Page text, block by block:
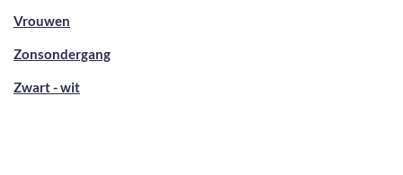
Vrouwen
Zonsondergang
Zwart - wit